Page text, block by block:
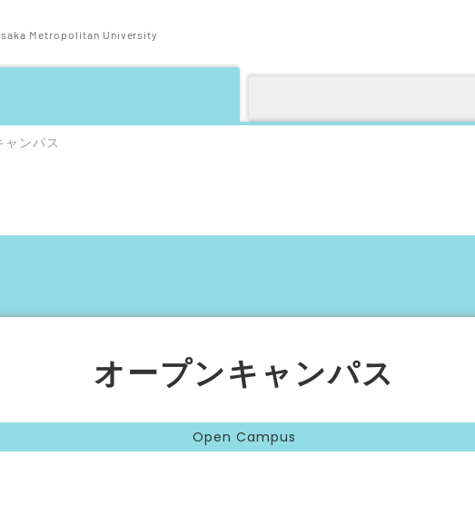
Metropolitan University
ャンパス
オープンキャンパス
Open Campus